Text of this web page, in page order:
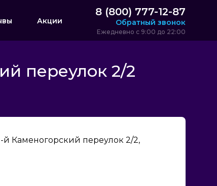
Акции
8 (800) 777-12-87
Обратный звонок
Ежедневно с 9:00 до 22:00
переулок 2/2
Каменогорский переулок 2/2,